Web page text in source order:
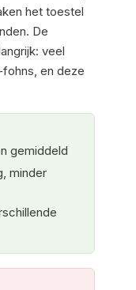
het toestel
De
veel
en deze
gemiddeld
minder